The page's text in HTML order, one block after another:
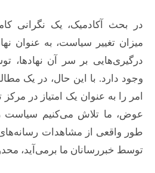
در بحث آکادمیک، یک نگرانی
میزان تغییر سیاست، به عنوان
درگیری‌هایی بر سر آن نهادها،
وجود دارد. با این حال، در یک
امر را به عنوان یک امتیاز در
عوض، ما تلاش می‌کنیم سیاست
طور واقعی از مشاهدات
توسط خبررسانان ما برمی‌آید،